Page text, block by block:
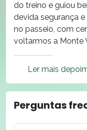
do treino e guiou
devida segurança
no passeio, com
voltarmos a Monte
Ler mais
Perguntas